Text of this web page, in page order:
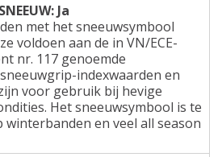
Ja
met het sneeuwsymbool
voldoen aan de in VN/ECE-
nr. 117 genoemde
indexwaarden en
voor gebruik bij hevige
Het sneeuwsymbool is te
winterbanden en veel all season